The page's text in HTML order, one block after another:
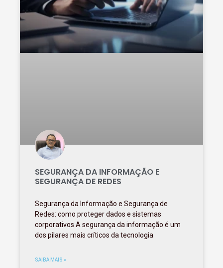
SEGURANÇA DA INFORMAÇÃO E
SEGURANÇA DE REDES
Segurança da Informação e Segurança de
Redes: como proteger dados e sistemas
corporativos A segurança da informação é um
dos pilares mais críticos da tecnologia
SAIBA MAIS »